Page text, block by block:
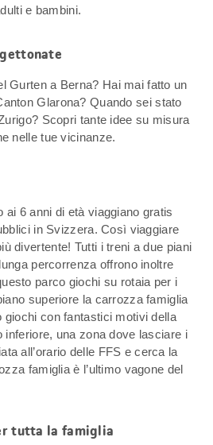
e bambini.
Gurten a Berna? Hai mai fatto un
Glarona? Quando sei stato
Scopri tante idee su misura
nelle tue vicinanze.
ai 6 anni di età viaggiano gratis
in Svizzera. Così viaggiare
divertente! Tutti i treni a due piani
percorrenza offrono inoltre
parco giochi su rotaia per i
superiore la carrozza famiglia
giochi con fantastici motivi della
inferiore, una zona dove lasciare i
all’orario delle FFS e cerca la
famiglia è l’ultimo vagone del
tutta la famiglia